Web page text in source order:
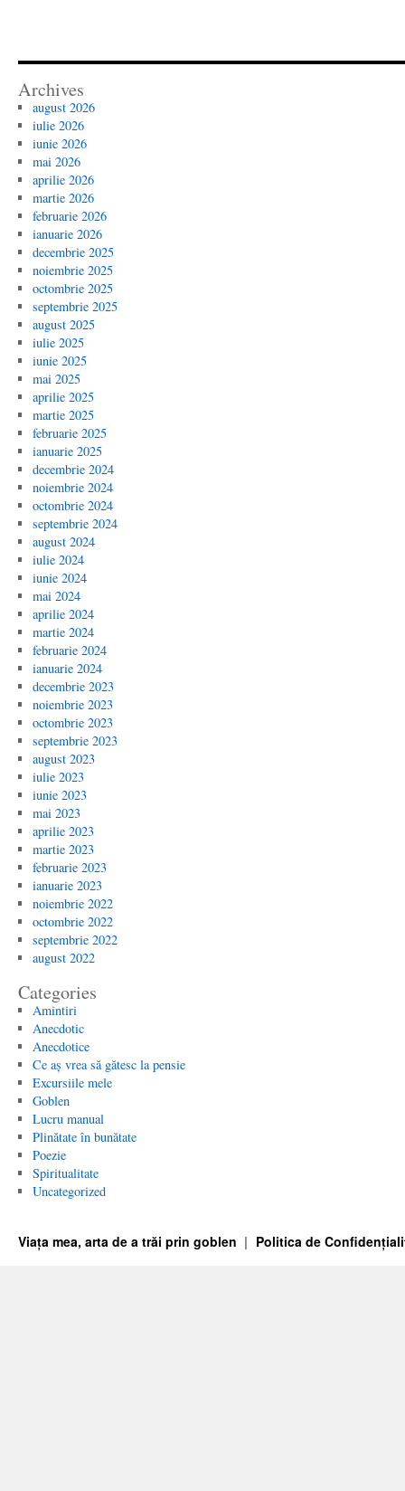
Archives
august 2026
iulie 2026
iunie 2026
mai 2026
aprilie 2026
martie 2026
februarie 2026
ianuarie 2026
decembrie 2025
noiembrie 2025
octombrie 2025
septembrie 2025
august 2025
iulie 2025
iunie 2025
mai 2025
aprilie 2025
martie 2025
februarie 2025
ianuarie 2025
decembrie 2024
noiembrie 2024
octombrie 2024
septembrie 2024
august 2024
iulie 2024
iunie 2024
mai 2024
aprilie 2024
martie 2024
februarie 2024
ianuarie 2024
decembrie 2023
noiembrie 2023
octombrie 2023
septembrie 2023
august 2023
iulie 2023
iunie 2023
mai 2023
aprilie 2023
martie 2023
februarie 2023
ianuarie 2023
noiembrie 2022
octombrie 2022
septembrie 2022
august 2022
Categories
Amintiri
Anecdotic
Anecdotice
Ce aș vrea să gătesc la pensie
Excursiile mele
Goblen
Lucru manual
Plinătate în bunătate
Poezie
Spiritualitate
Uncategorized
Viața mea, arta de a trăi prin goblen Politica de